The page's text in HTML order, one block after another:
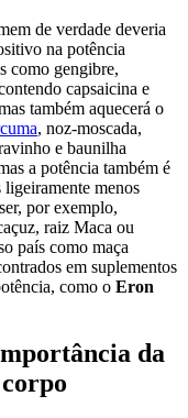
de verdade deveria
na potência
como gengibre,
capsaicina e
também aquecerá o
, noz-moscada,
e baunilha
a potência também é
menos
por exemplo,
raiz Maca ou
país como maça
em suplementos
como o Eron
da